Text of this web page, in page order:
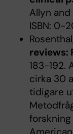
Allyn
ISBN: 0-
reviews:
183-192.
cirka 30
tidigare
forskning